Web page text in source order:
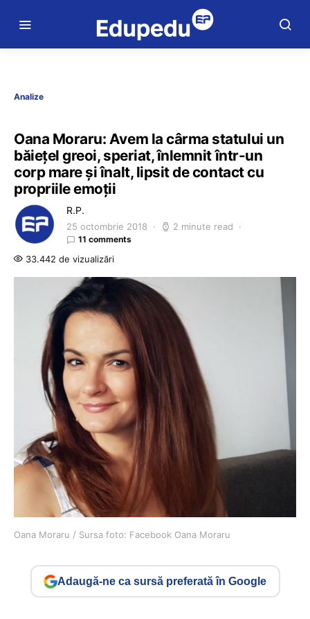
Analize
Oana Moraru: Avem la cârma statului un
băiețel greoi, speriat, înlemnit într-un
corp mare și înalt, lipsit de contact cu
propriile emoții
R.P.
25 octombrie 2018 2 minute read
11 comments
33.442 de vizualizări
Oana Moraru / Sursa foto: Facebook Oana Moraru
Adaugă-ne ca sursă preferată în Google